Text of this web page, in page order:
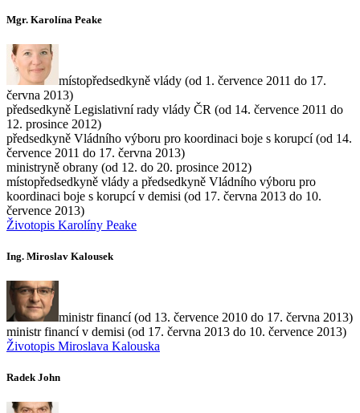
Mgr. Karolína Peake
místopředsedkyně vlády (od 1. července 2011 do 17.
června 2013)
předsedkyně Legislativní rady vlády ČR (od 14. července 2011 do
12. prosince 2012)
předsedkyně Vládního výboru pro koordinaci boje s korupcí (od 14.
července 2011 do 17. června 2013)
ministryně obrany (od 12. do 20. prosince 2012)
místopředsedkyně vlády a předsedkyně Vládního výboru pro
koordinaci boje s korupcí v demisi (od 17. června 2013 do 10.
července 2013)
Životopis Karolíny Peake
Ing. Miroslav Kalousek
ministr financí (od 13. července 2010 do 17. června 2013)
ministr financí v demisi (od 17. června 2013 do 10. července 2013)
Životopis Miroslava Kalouska
Radek John